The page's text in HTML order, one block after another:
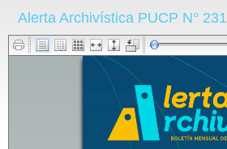
Alerta Archivística PUCP N° 231